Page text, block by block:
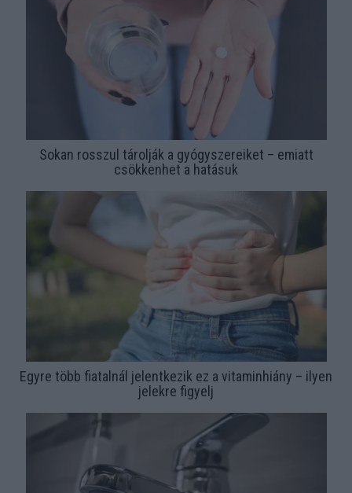
Sokan rosszul tárolják a gyógyszereiket – emiatt
csökkenhet a hatásuk
Egyre több fiatalnál jelentkezik ez a vitaminhiány – ilyen
jelekre figyelj